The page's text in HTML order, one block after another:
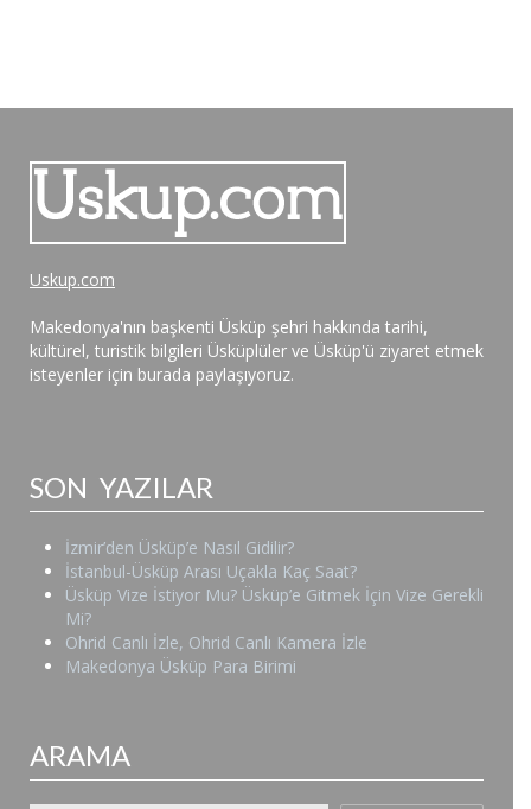
Uskup.com
Makedonya'nın başkenti Üsküp şehri hakkında tarihi,
kültürel, turistik bilgileri Üsküplüler ve Üsküp'ü ziyaret etmek
isteyenler için burada paylaşıyoruz.
SON YAZILAR
İzmir’den Üsküp’e Nasıl Gidilir?
İstanbul-Üsküp Arası Uçakla Kaç Saat?
Üsküp Vize İstiyor Mu? Üsküp’e Gitmek İçin Vize Gerekli
Mi?
Ohrid Canlı İzle, Ohrid Canlı Kamera İzle
Makedonya Üsküp Para Birimi
ARAMA